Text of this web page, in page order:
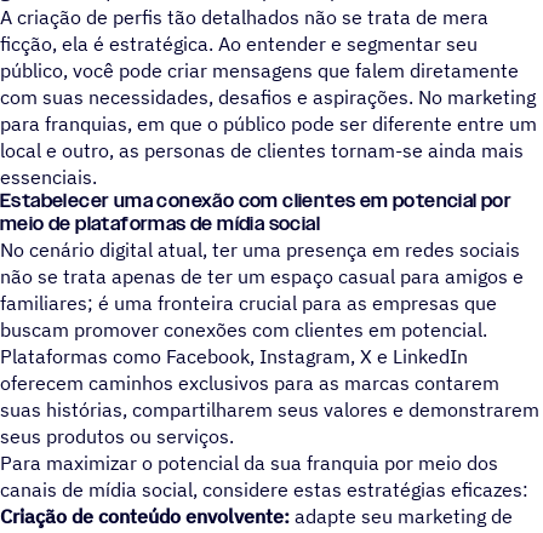
A criação de perfis tão detalhados não se trata de mera
ficção, ela é estratégica. Ao entender e segmentar seu
público, você pode criar mensagens que falem diretamente
com suas necessidades, desafios e aspirações. No marketing
para franquias, em que o público pode ser diferente entre um
local e outro, as personas de clientes tornam-se ainda mais
essenciais.
Estabelecer uma conexão com clientes em potencial por
meio de plataformas de mídia social
No cenário digital atual, ter uma presença em redes sociais
não se trata apenas de ter um espaço casual para amigos e
familiares; é uma fronteira crucial para as empresas que
buscam promover conexões com clientes em potencial.
Plataformas como Facebook, Instagram, X e LinkedIn
oferecem caminhos exclusivos para as marcas contarem
suas histórias, compartilharem seus valores e demonstrarem
seus produtos ou serviços.
Para maximizar o potencial da sua franquia por meio dos
canais de mídia social, considere estas estratégias eficazes:
Criação de conteúdo envolvente: adapte seu marketing de